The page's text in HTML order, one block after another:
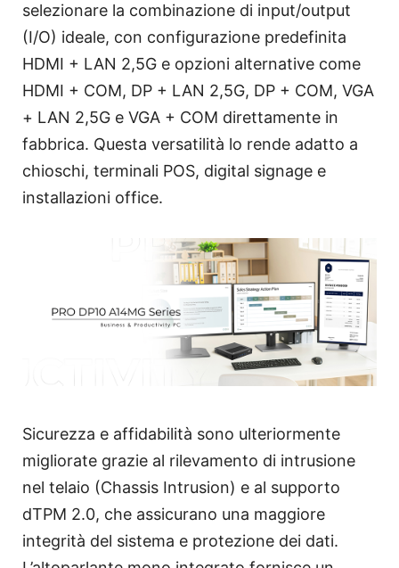
selezionare la combinazione di input/output
(I/O) ideale, con configurazione predefinita
HDMI + LAN 2,5G e opzioni alternative come
HDMI + COM, DP + LAN 2,5G, DP + COM, VGA
+ LAN 2,5G e VGA + COM direttamente in
fabbrica. Questa versatilità lo rende adatto a
chioschi, terminali POS, digital signage e
installazioni office.
Sicurezza e affidabilità sono ulteriormente
migliorate grazie al rilevamento di intrusione
nel telaio (Chassis Intrusion) e al supporto
dTPM 2.0, che assicurano una maggiore
integrità del sistema e protezione dei dati.